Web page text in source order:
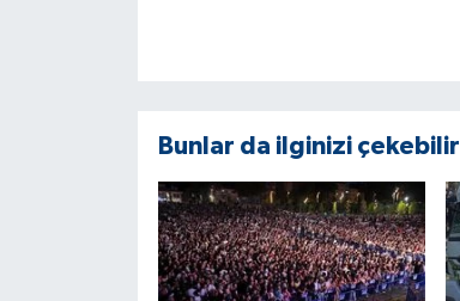
Bunlar da ilginizi çekebilir
ÜLKE GÜNDEMİ